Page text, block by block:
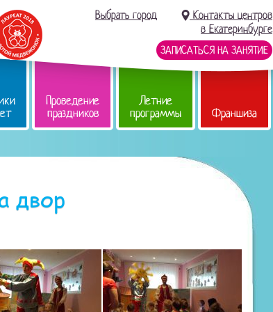
Выбрать город
Контакты центров
в Екатеринбурге
ЗАПИСАТЬСЯ НА ЗАНЯТИЕ
Проведение
праздников
Летние
программы Франшиза
двор